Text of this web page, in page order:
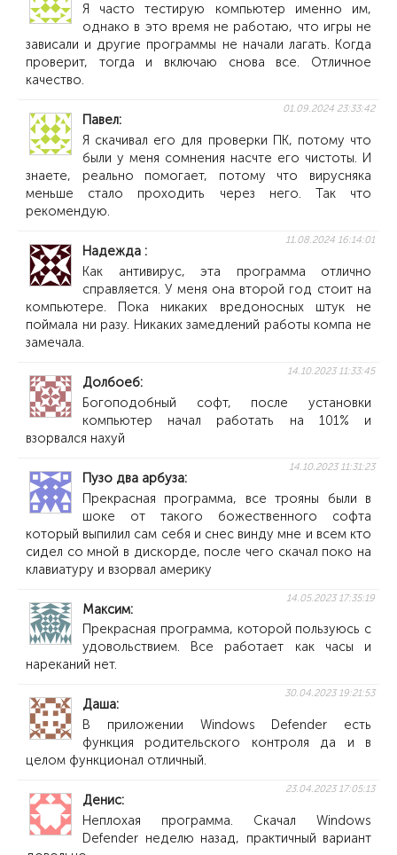
Я часто тестирую компьютер именно им,
однако в это время не работаю, что игры не
зависали и другие программы не начали лагать. Когда
проверит, тогда и включаю снова все. Отличное
качество.
Павел
01.09.2024 23:33:42
Я скачивал его для проверки ПК, потому что
были у меня сомнения насчте его чистоты. И
знаете, реально помогает, потому что вирусняка
меньше стало проходить через него. Так что
рекомендую.
Надежда
11.08.2024 16:14:01
Как антивирус, эта программа отлично
справляется. У меня она второй год стоит на
компьютере. Пока никаких вредоносных штук не
поймала ни разу. Никаких замедлений работы компа не
замечала.
Долбоеб
14.10.2023 11:33:45
Богоподобный софт, после установки
компьютер начал работать на 101% и
взорвался нахуй
Пузо два арбуза
14.10.2023 11:31:23
Прекрасная программа, все трояны были в
шоке от такого божественного софта
который выпилил сам себя и снес винду мне и всем кто
сидел со мной в дискорде, после чего скачал поко на
клавиатуру и взорвал америку
Максим
14.05.2023 17:35:19
Прекрасная программа, которой пользуюсь с
удовольствием. Все работает как часы и
нареканий нет.
Даша
30.04.2023 19:21:53
В приложении Windows Defender есть
функция родительского контроля да и в
целом функционал отличный.
Денис
23.04.2023 17:05:13
Неплохая программа. Скачал Windows
Defender неделю назад, практичный вариант